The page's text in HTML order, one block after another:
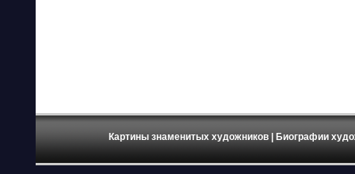
Картины знаменитых художников | Биографии